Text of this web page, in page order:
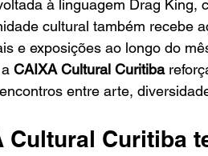
à linguagem Drag King,
cultural também recebe
e exposições ao longo do
CAIXA Cultural Curitiba
entre arte,
Cultural Curitiba